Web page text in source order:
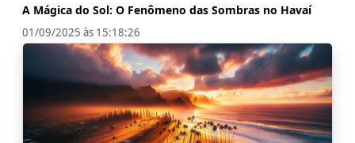
A Mágica do Sol: O Fenômeno das Sombras no Havaí
01/09/2025 às 15:18:26